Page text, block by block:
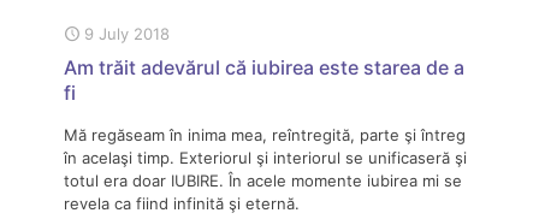
9 July 2018
Am trăit adevărul că iubirea este starea de a
fi
Mă regăseam în inima mea, reîntregită, parte şi întreg
în acelaşi timp. Exteriorul şi interiorul se unificaseră şi
totul era doar IUBIRE. În acele momente iubirea mi se
revela ca fiind infinită şi eternă.